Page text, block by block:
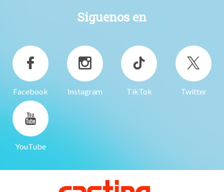
Siguenos en
Facebook Instagram TikTok Twitter
YouTube